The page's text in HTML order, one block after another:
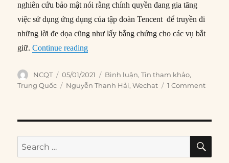
nghiên cứu bảo mật nói rằng chính quyền đang gia tăng
việc sử dụng ứng dụng của tập đoàn Tencent để truyền đi
những lời đe dọa cũng như lấy bằng chứng cho các vụ bắt
giữ.Continue reading“Trung Quốc dùng ‘siêu ứng dụng’
Author
NCQT
Posted
on
05/01/2021 Categories
Bình luận,Tin tham khảo,
Trung Quốc
Tags
Nguyễn Thanh Hải,Wechat 1 Comment
Search
for: